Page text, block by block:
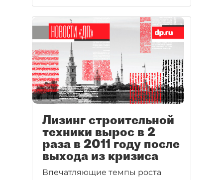
Лизинг строительной
техники вырос в 2
раза в 2011 году после
выхода из кризиса
Впечатляющие темпы роста